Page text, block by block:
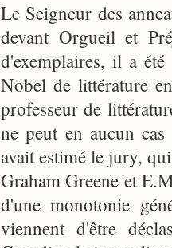
Le Seigneur des
devant Orgueil et
d'exemplaires, il a
Nobel de littérature
professeur de
ne peut en aucun
avait estimé le jury,
Graham Greene et
d'une monotonie
viennent d'être